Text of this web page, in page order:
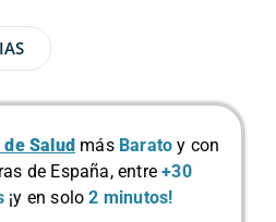
de Salud más Barato y con
de España, entre+30
¡y en solo2 minutos!